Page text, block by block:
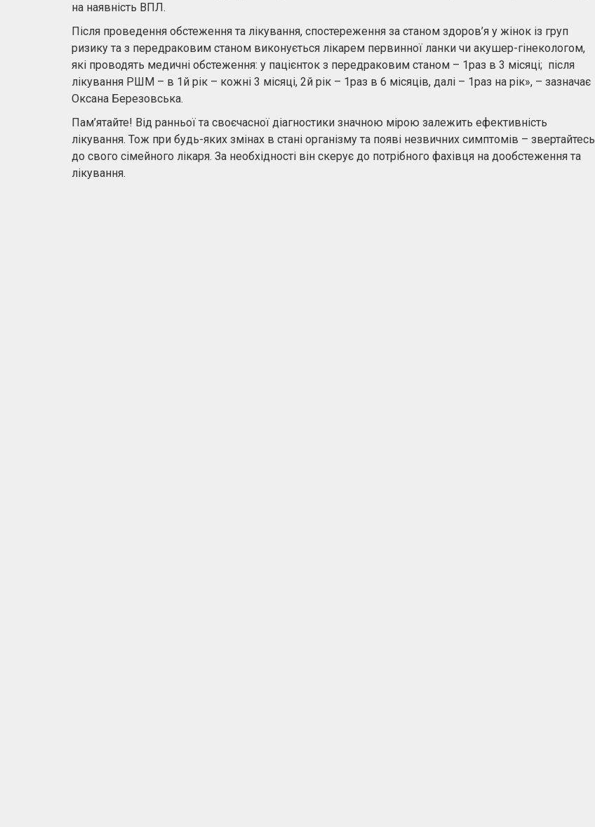
на наявність ВПЛ.
Після проведення обстеження та лікування, спостереження за станом здоров’я у жінок із груп
ризику та з передраковим станом виконується лікарем первинної ланки чи акушер-гінекологом,
які проводять медичні обстеження: у пацієнток з передраковим станом – 1раз в 3 місяці; після
лікування РШМ – в 1й рік – кожні 3 місяці, 2й рік – 1раз в 6 місяців, далі – 1раз на рік», – зазначає
Оксана Березовська.
Пам’ятайте! Від ранньої та своєчасної діагностики значною мірою залежить ефективність
лікування. Тож при будь-яких змінах в стані організму та появі незвичних симптомів – звертайтесь
до свого сімейного лікаря. За необхідності він скерує до потрібного фахівця на дообстеження та
лікування.